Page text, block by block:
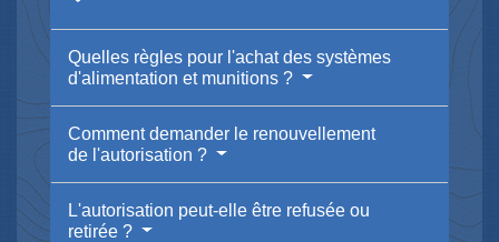
Quelles règles pour l'achat des systèmes
d'alimentation et munitions ?
Comment demander le renouvellement
de l'autorisation ?
L'autorisation peut-elle être refusée ou
retirée ?